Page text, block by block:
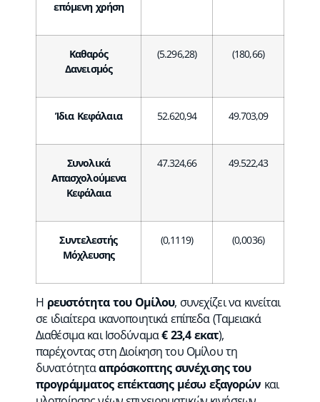
επόμενη χρήση
Καθαρός
Δανεισμός
(5.296,28) (180,66)
Ίδια Κεφάλαια 52.620,94 49.703,09
Συνολικά
Απασχολούμενα
Κεφάλαια
47.324,66 49.522,43
Συντελεστής
Μόχλευσης
(0,1119) (0,0036)
Η ρευστότητα του Ομίλου, συνεχίζει να κινείται
σε ιδιαίτερα ικανοποιητικά επίπεδα (Ταμειακά
Διαθέσιμα και Ισοδύναμα€ 23,4 εκατ),
παρέχοντας στη Διοίκηση του Ομίλου τη
δυνατότητααπρόσκοπτης συνέχισης του
προγράμματος επέκτασης μέσω εξαγορών και